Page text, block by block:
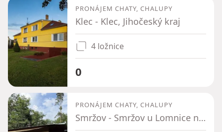
PRONÁJEM CHATY, CHALUPY
Klec - Klec, Jihočeský kraj
4 ložnice
0
PRONÁJEM CHATY, CHALUPY
Smržov - Smržov u Lomnice nad Lužnicí, Jihočeský kraj